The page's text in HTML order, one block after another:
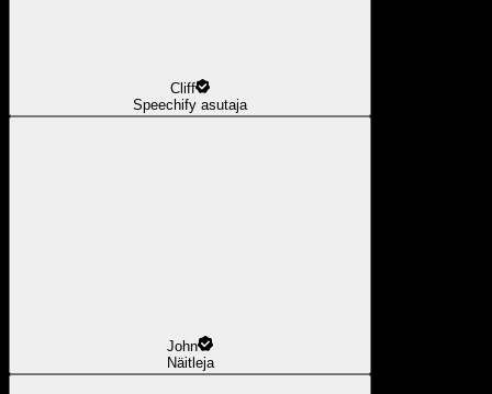
Cliff
Speechify asutaja
John
Näitleja